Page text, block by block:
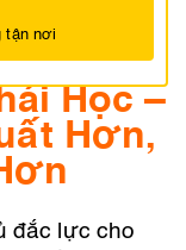
Học –
Hơn,
đắc lực cho
tận nơi